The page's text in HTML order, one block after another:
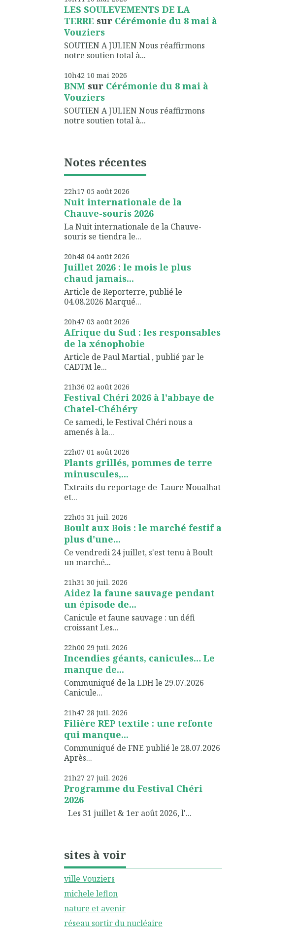
LES SOULEVEMENTS DE LA
TERRE sur Cérémonie du 8 mai à
Vouziers
SOUTIEN A JULIEN Nous réaffirmons
notre soutien total à...
10h42 10 mai 2026
BNMsur Cérémonie du 8 mai à
Vouziers
SOUTIEN A JULIEN Nous réaffirmons
notre soutien total à...
Notes récentes
22h17 05 août 2026
Nuit internationale de la
Chauve-souris 2026
La Nuit internationale de la Chauve-
souris se tiendra le...
20h48 04 août 2026
Juillet 2026 : le mois le plus
chaud jamais...
Article de Reporterre, publié le
04.08.2026 Marqué...
20h47 03 août 2026
Afrique du Sud : les responsables
de la xénophobie
Article de Paul Martial , publié par le
CADTM le...
21h36 02 août 2026
Festival Chéri 2026 à l'abbaye de
Chatel-Chéhéry
Ce samedi, le Festival Chéri nous a
amenés à la...
22h07 01 août 2026
Plants grillés, pommes de terre
minuscules,...
Extraits du reportage de Laure Noualhat
et...
22h05 31 juil. 2026
Boult aux Bois : le marché festif a
plus d'une...
Ce vendredi 24 juillet, s'est tenu à Boult
un marché...
21h31 30 juil. 2026
Aidez la faune sauvage pendant
un épisode de...
Canicule et faune sauvage : un défi
croissant Les...
22h00 29 juil. 2026
Incendies géants, canicules… Le
manque de...
Communiqué de la LDH le 29.07.2026
Canicule...
21h47 28 juil. 2026
Filière REP textile : une refonte
qui manque...
Communiqué de FNE publié le 28.07.2026
Après...
21h27 27 juil. 2026
Programme du Festival Chéri
2026
Les 31 juillet & 1er août 2026, l'...
sites à voir
ville Vouziers
michele leflon
nature et avenir
réseau sortir du nucléaire